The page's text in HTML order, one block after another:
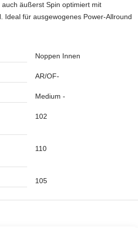
auch äußerst Spin optimiert mit
Ideal für ausgewogenes Power-Allround
Noppen Innen
AR/OF-
Medium -
102
110
105